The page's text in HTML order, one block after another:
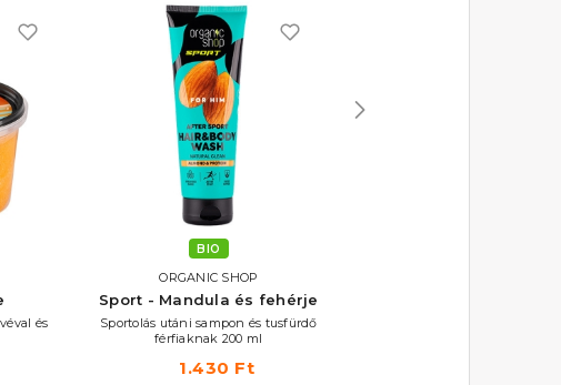
ORGANIC SHOP
Sport - Mandula és fehérje
Sportolás utáni sampon és tusfürdő
férfiaknak 200 ml
Sport - Papaya és kollagén
Sportolás utáni sampon és tusfürdő